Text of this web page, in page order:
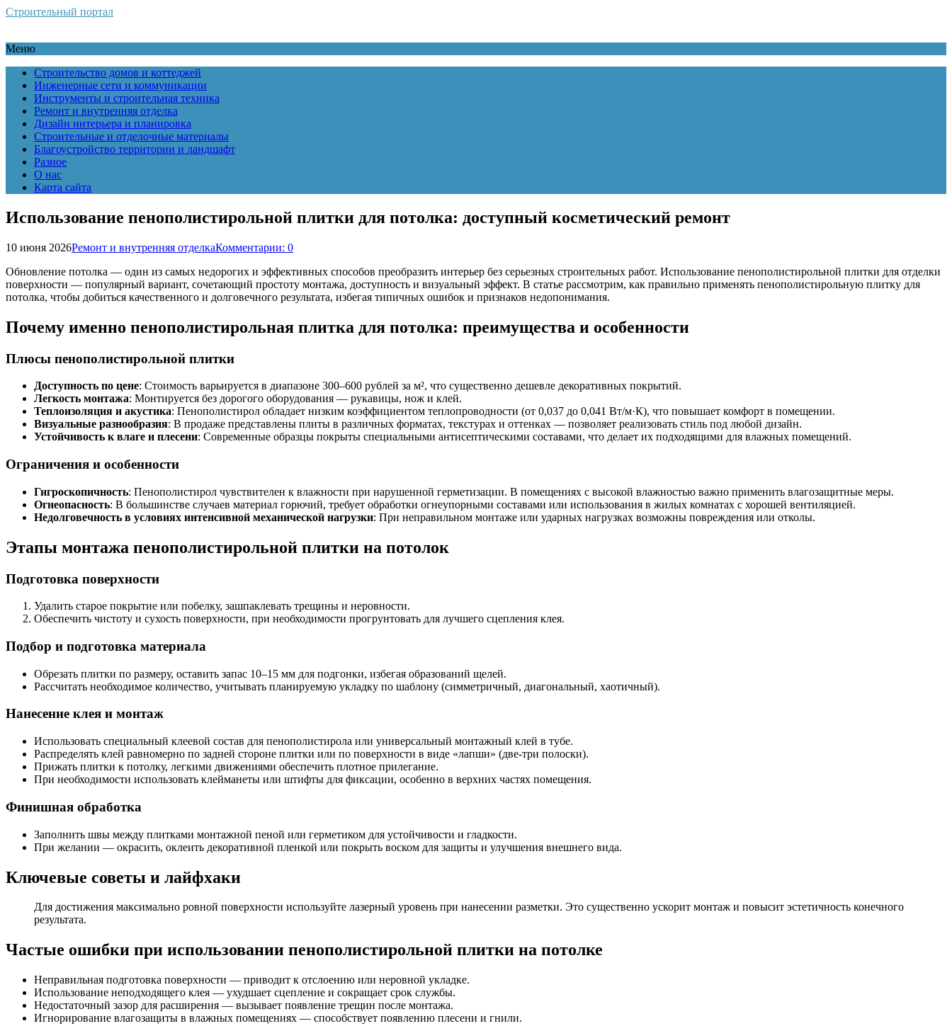
Строительный портал
Меню
Строительство домов и коттеджей
Инженерные сети и коммуникации
Инструменты и строительная техника
Ремонт и внутренняя отделка
Дизайн интерьера и планировка
Строительные и отделочные материалы
Благоустройство территории и ландшафт
Разное
О нас
Карта сайта
Использование пенополистирольной плитки для потолка: доступный косметический ремонт
10 июня 2026Ремонт и внутренняя отделкаКомментарии: 0
Обновление потолка — один из самых недорогих и эффективных способов преобразить интерьер без серьезных строительных работ. Использование пенополистирольной плитки для отделки
поверхности — популярный вариант, сочетающий простоту монтажа, доступность и визуальный эффект. В статье рассмотрим, как правильно применять пенополистирольную плитку для
потолка, чтобы добиться качественного и долговечного результата, избегая типичных ошибок и признаков недопонимания.
Почему именно пенополистирольная плитка для потолка: преимущества и особенности
Плюсы пенополистирольной плитки
Доступность по цене: Стоимость варьируется в диапазоне 300–600 рублей за м², что существенно дешевле декоративных покрытий.
Легкость монтажа: Монтируется без дорогого оборудования — рукавицы, нож и клей.
Теплоизоляция и акустика: Пенополистирол обладает низким коэффициентом теплопроводности (от 0,037 до 0,041 Вт/м·К), что повышает комфорт в помещении.
Визуальные разнообразия: В продаже представлены плиты в различных форматах, текстурах и оттенках — позволяет реализовать стиль под любой дизайн.
Устойчивость к влаге и плесени: Современные образцы покрыты специальными антисептическими составами, что делает их подходящими для влажных помещений.
Ограничения и особенности
Гигроскопичность: Пенополистирол чувствителен к влажности при нарушенной герметизации. В помещениях с высокой влажностью важно применить влагозащитные меры.
Огнеопасность: В большинстве случаев материал горючий, требует обработки огнеупорными составами или использования в жилых комнатах с хорошей вентиляцией.
Недолговечность в условиях интенсивной механической нагрузки: При неправильном монтажe или ударных нагрузках возможны повреждения или отколы.
Этапы монтажа пенополистирольной плитки на потолок
Подготовка поверхности
Удалить старое покрытие или побелку, зашпаклевать трещины и неровности.
Обеспечить чистоту и сухость поверхности, при необходимости прогрунтовать для лучшего сцепления клея.
Подбор и подготовка материала
Обрезать плитки по размеру, оставить запас 10–15 мм для подгонки, избегая образований щелей.
Рассчитать необходимое количество, учитывать планируемую укладку по шаблону (симметричный, диагональный, хаотичный).
Нанесение клея и монтаж
Использовать специальный клеевой состав для пенополистирола или универсальный монтажный клей в тубе.
Распределять клей равномерно по задней стороне плитки или по поверхности в виде «лапши» (две-три полоски).
Прижать плитки к потолку, легкими движениями обеспечить плотное прилегание.
При необходимости использовать клейманеты или штифты для фиксации, особенно в верхних частях помещения.
Финишная обработка
Заполнить швы между плитками монтажной пеной или герметиком для устойчивости и гладкости.
При желании — окрасить, оклеить декоративной пленкой или покрыть воском для защиты и улучшения внешнего вида.
Ключевые советы и лайфхаки
Для достижения максимально ровной поверхности используйте лазерный уровень при нанесении разметки. Это существенно ускорит монтаж и повысит эстетичность конечного
результата.
Частые ошибки при использовании пенополистирольной плитки на потолке
Неправильная подготовка поверхности — приводит к отслоению или неровной укладке.
Использование неподходящего клея — ухудшает сцепление и сокращает срок службы.
Недостаточный зазор для расширения — вызывает появление трещин после монтажа.
Игнорирование влагозащиты в влажных помещениях — способствует появлению плесени и гнили.